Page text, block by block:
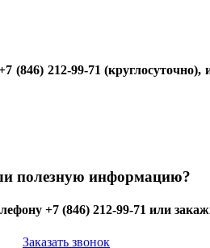
(846) 212-99-71 (круглосуточно),
полезную информацию?
+7 (846) 212-99-71 или
Заказать звонок